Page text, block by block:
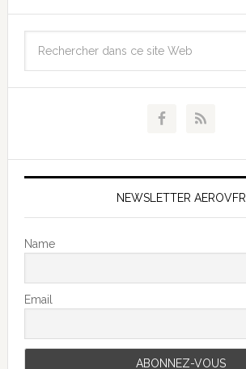
NEWSLETTER AEROVFR
Name
Email